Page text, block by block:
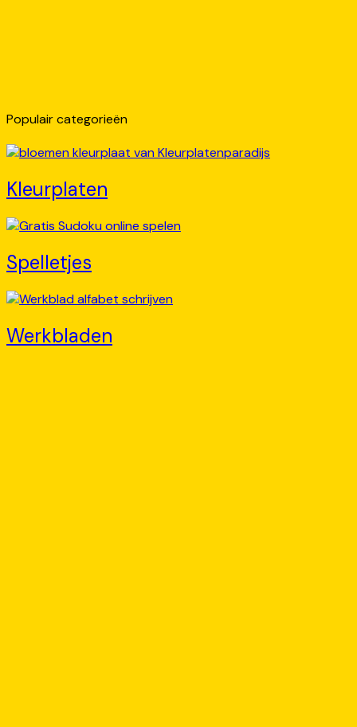
Populair categorieën
Kleurplaten
Spelletjes
Werkbladen